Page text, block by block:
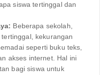
siswa tertinggal dan
Beberapa sekolah,
kekurangan
seperti buku teks,
akses internet. Hal ini
bagi siswa untuk